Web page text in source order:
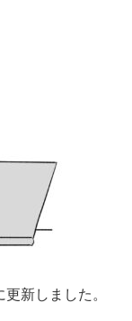
新しました。